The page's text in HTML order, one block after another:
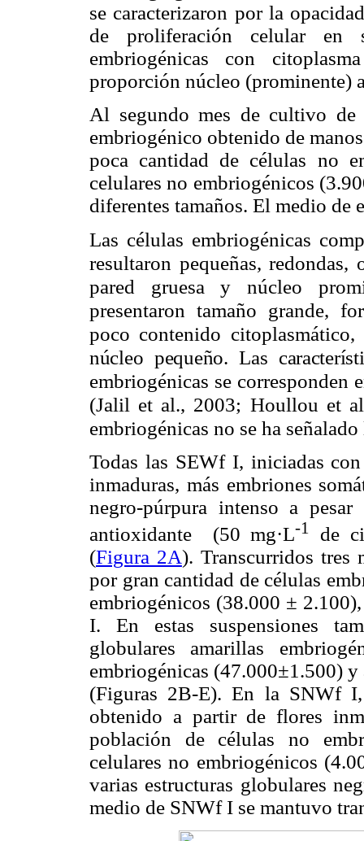
se caracterizaron por la
de proliferación celular en
embriogénicas con
proporción núcleo (prominente)
Al segundo mes de cultivo
embriogénico obtenido de
poca cantidad de células no
celulares no embriogénicos
diferentes tamaños. El medio de
Las células embriogénicas
resultaron pequeñas, redondas,
pared gruesa y núcleo
presentaron tamaño grande,
poco contenido
núcleo pequeño. Las
embriogénicas se corresponden
(Jalil et al., 2003; Houllou et
embriogénicas no se ha
Todas las SEWf I, iniciadas
inmaduras, más embriones
negro-púrpura intenso a
antioxidante (50 mg·L-1
de
(Figura 2A). Transcurridos tres
por gran cantidad de células
embriogénicos (38.000 ±
I. En estas suspensiones
globulares amarillas
embriogénicas (47.000±1.500)
(Figuras 2B-E). En la SNWf
obtenido a partir de flores
población de células no
celulares no embriogénicos
varias estructuras globulares
medio de SNWf I se mantuvo